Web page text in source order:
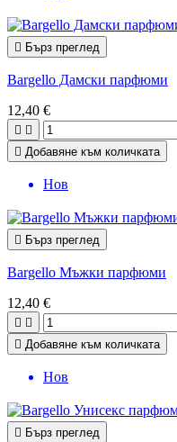
 Бърз преглед
Bargello Дамски парфюми
12,40 €
 
 Добавяне към количката
Нов
 Бърз преглед
Bargello Мъжки парфюми
12,40 €
 
 Добавяне към количката
Нов
 Бърз преглед